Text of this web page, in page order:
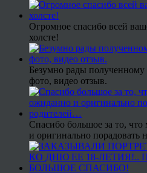
Огромное спасибо всей
холсте!
Безумно рады
фото, видео отзыв.
Спасибо большое за то,
и оригинально